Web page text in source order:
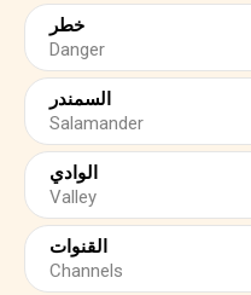
خطر
Danger
السمندر
Salamander
الوادي
Valley
القنوات
Channels